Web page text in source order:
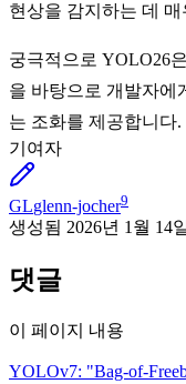
현상을 감지하는 데
궁극적으로 YOLO26
을 바탕으로 개발자에
는 조화를 제공합니다.
기여자
GLglenn-jocher9
생성됨 2026년 1월 14
댓글
이 페이지 내용
YOLOv7: "Bag-of-